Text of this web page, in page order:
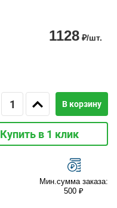
1128 ₽/шт.
В корзину
Купить в 1 клик
Мин.сумма заказа:
500 ₽